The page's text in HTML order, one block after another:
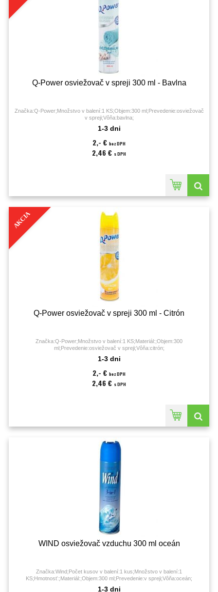
Q-Power osviežovač v spreji 300 ml - Bavlna
Značka:Q-Power;Množstvo v balení:1 KS;Objem:300 ml;Prevedenie:osviežovač
v spreji;Vôňa:bavlna;
1-3 dni
2,- € bez DPH
2,46 € s DPH
AKCIA
Q-Power osviežovač v spreji 300 ml - Citrón
Značka:Q-Power;Množstvo v balení:1 KS;Materiál:;Objem:300
ml;Prevedenie:osviežovač v spreji;Vôňa:citrón;
1-3 dni
2,- € bez DPH
2,46 € s DPH
WIND osviežovač vzduchu 300 ml oceán
Značka:Wind;Počet kusov v balení:1 kus;Množstvo v balení:1
KS;Hmotnosť:;Materiál:;Objem:300 ml;Prevedenie:v spreji;Vôňa:oceán;
1-3 dni